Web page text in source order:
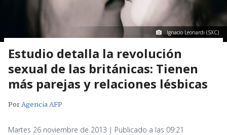
Ignacio Leonardi (SXC)
Estudio detalla la revolución
sexual de las británicas: Tienen
más parejas y relaciones lésbicas
PorAgencia AFP
Martes 26 noviembre de 2013 | Publicado a las 09:21